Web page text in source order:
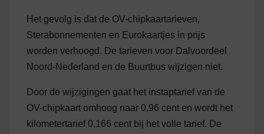
Het gevolg is dat de OV-chipkaartarieven,
Sterabonnementen en Eurokaartjes in prijs
worden verhoogd. De tarieven voor Dalvoordeel
Noord-Nederland en de Buurtbus wijzigen niet.
Door de wijzigingen gaat het instaptarief van de
OV-chipkaart omhoog naar 0,96 cent en wordt het
kilometertarief 0,166 cent bij het volle tarief. De